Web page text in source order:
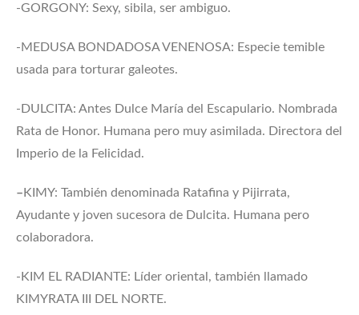
-GORGONY: Sexy, sibila, ser ambiguo.
-MEDUSA BONDADOSA VENENOSA: Especie temible
usada para torturar galeotes.
-DULCITA: Antes Dulce María del Escapulario. Nombrada
Rata de Honor. Humana pero muy asimilada. Directora del
Imperio de la Felicidad.
– KIMY: También denominada Ratafina y Pijirrata,
Ayudante y joven sucesora de Dulcita. Humana pero
colaboradora.
-KIM EL RADIANTE: Líder oriental, también llamado
KIMYRATA III DEL NORTE.